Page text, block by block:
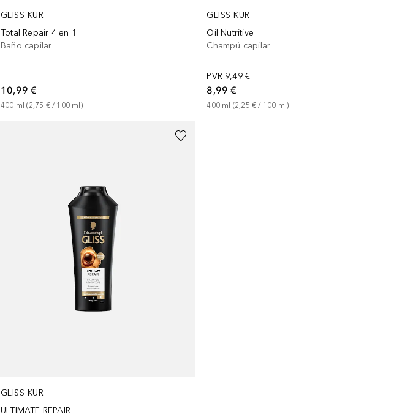
GLISS KUR
Total Repair 4 en 1
Baño capilar
10,99 €
400 ml (2,75 € / 100 ml)
GLISS KUR
Oil Nutritive
Champú capilar
PVR 9,49 €
8,99 €
400 ml (2,25 € / 100 ml)
GLISS KUR
ULTIMATE REPAIR